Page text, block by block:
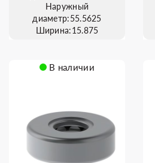
Наружный
диаметр:55.5625
Ширина:15.875
В наличии